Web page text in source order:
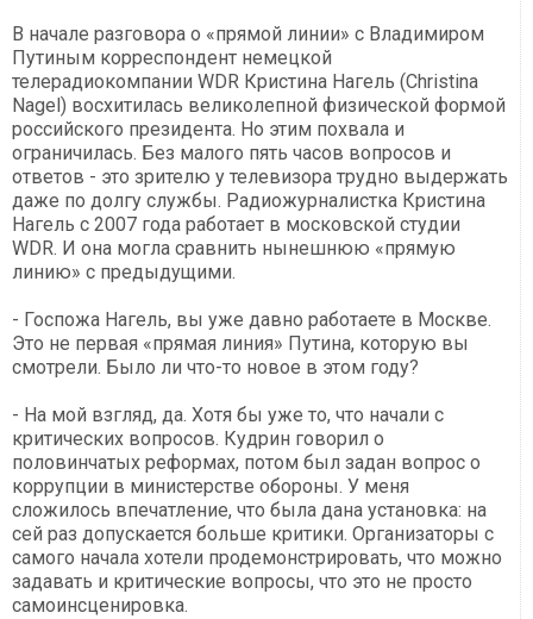
В начале разговора о «прямой линии» с Владимиром
Путиным корреспондент немецкой
телерадиокомпании WDR Кристина Нагель (Christina
Nagel) восхитилась великолепной физической формой
российского президента. Но этим похвала и
ограничилась. Без малого пять часов вопросов и
ответов - это зрителю у телевизора трудно выдержать
даже по долгу службы. Радиожурналистка Кристина
Нагель с 2007 года работает в московской студии
WDR. И она могла сравнить нынешнюю «прямую
линию» с предыдущими.
- Госпожа Нагель, вы уже давно работаете в Москве.
Это не первая «прямая линия» Путина, которую вы
смотрели. Было ли что-то новое в этом году?
- На мой взгляд, да. Хотя бы уже то, что начали с
критических вопросов. Кудрин говорил о
половинчатых реформах, потом был задан вопрос о
коррупции в министерстве обороны. У меня
сложилось впечатление, что была дана установка: на
сей раз допускается больше критики. Организаторы с
самого начала хотели продемонстрировать, что можно
задавать и критические вопросы, что это не просто
самоинсценировка.